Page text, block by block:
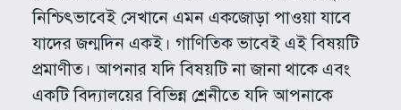
নিশ্চিৎভাবেই সেখানে এমন একজোড়া পাওয়া যাবে
যাদের জন্মদিন একই। গাণিতিক ভাবেই এই বিষয়টি
প্রমাণীত। আপনার যদি বিষয়টি না জানা থাকে এবং
একটি বিদ্যালয়ের বিভিন্ন শ্রেনীতে যদি আপনাকে